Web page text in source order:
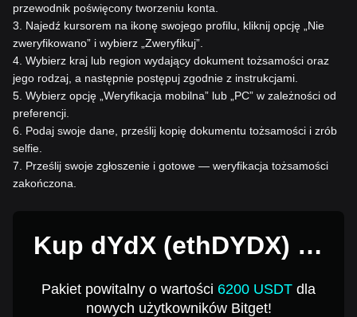
przewodnik poświęcony tworzeniu konta.
3
Najedź kursorem na ikonę swojego profilu, kliknij opcję „Nie
zweryfikowano” i wybierz „Zweryfikuj”.
4 Wybierz kraj lub region wydający dokument tożsamości oraz
jego rodzaj, a następnie postępuj zgodnie z instrukcjami.
5 Wybierz opcję „Weryfikacja mobilna” lub „PC” w zależności od
preferencji.
6
Podaj swoje dane, prześlij kopię dokumentu tożsamości i zrób
selfie.
7
Prześlij swoje zgłoszenie i gotowe — weryfikacja tożsamości
zakończona.
Kup dYdX (ethDYDX) za
1 USD
Pakiet powitalny o wartości 6200 USDT dla
nowych użytkowników Bitget!